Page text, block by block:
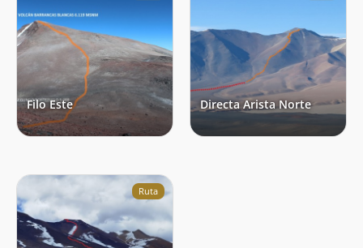
Filo Este Directa Arista Norte
Ruta